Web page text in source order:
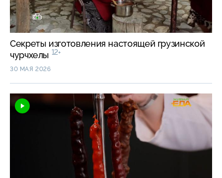
Секреты изготовления настоящей грузинской
чурчхелы 12+
30 МАЯ 2026